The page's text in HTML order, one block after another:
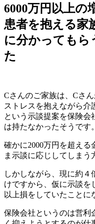
6000万円以上の
患者を抱える家
に分かってもら
た
Cさんのご家族は、Cさ
ストレスを抱えながら介
という示談提案を保険会
は持たなかったそうです。
確かに2000万円を超える
ま示談に応じしてしまう
しかしながら、現に約４
けですから、仮に示談を
以上損をしていたことに
保険会社というのは営利